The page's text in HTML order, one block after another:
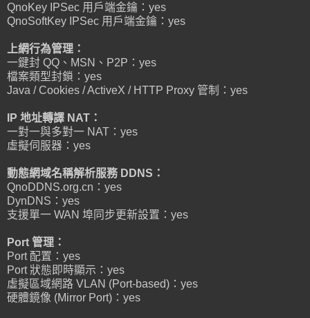
QnoKey IPSec 用戶端金鑰：yes
QnoSoftKey IPSec 用戶端金鑰：yes
上網行為管理：
一鍵封 QQ、MSN、P2P：yes
檔案類型封鎖：yes
Java / Cookies / ActiveX / HTTP Proxy 管制：yes
IP 地址轉譯 NAT：
一對一與多對一 NAT：yes
虛擬伺服器：yes
動態網域名稱解析服務 DDNS：
QnoDDNS.org.cn：yes
DynDNS：yes
支援單一 WAN 埠同步更新設置：yes
Port 管理：
Port 配置：yes
Port 狀態即時顯示：yes
虛擬區域網路 VLAN (Port-based)：yes
硬體鏡像 (Mirror Port)：yes